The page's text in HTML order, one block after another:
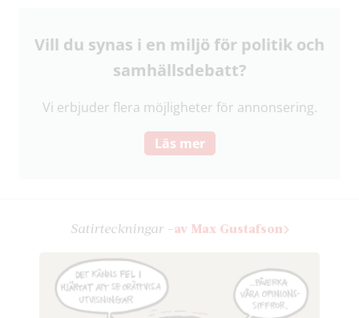
Vill du synas i en miljö för politik och
samhälls­debatt?
Vi erbjuder flera möjligheter för annonsering.
Läs mer
Satir­teckningar –av Max Gustafson